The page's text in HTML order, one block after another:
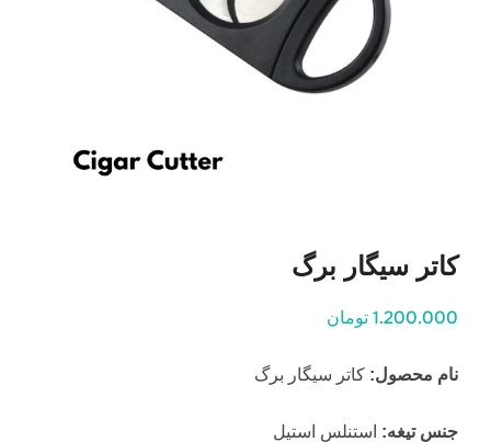
کاتر سیگار برگ
1.200.000 تومان
نام محصول: کاتر سیگار برگ
جنس تیغه: استنلس استیل